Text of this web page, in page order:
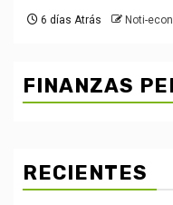
6 días Atrás Noti-
FINANZAS
RECIENTES